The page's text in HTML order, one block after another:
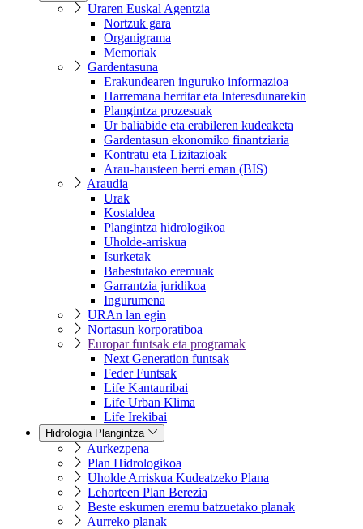
Uraren Euskal Agentzia
Nortzuk gara
Organigrama
Memoriak
Gardentasuna
Erakundearen inguruko informazioa
Harremana herritar eta Interesdunarekin
Plangintza prozesuak
Ur baliabide eta erabileren kudeaketa
Gardentasun ekonomiko finantziaria
Kontratu eta Lizitazioak
Arau-hausteen berri eman (BIS)
Araudia
Urak
Kostaldea
Plangintza hidrologikoa
Uholde-arriskua
Isurketak
Babestutako eremuak
Garrantzia juridikoa
Ingurumena
URAn lan egin
Nortasun korporatiboa
Europar funtsak eta programak
Next Generation funtsak
Feder Funtsak
Life Kantauribai
Life Urban Klima
Life Irekibai
Hidrologia Plangintza
Aurkezpena
Plan Hidrologikoa
Uholde Arriskua Kudeatzeko Plana
Lehorteen Plan Berezia
Beste eskumen eremu batzuetako planak
Aurreko planak